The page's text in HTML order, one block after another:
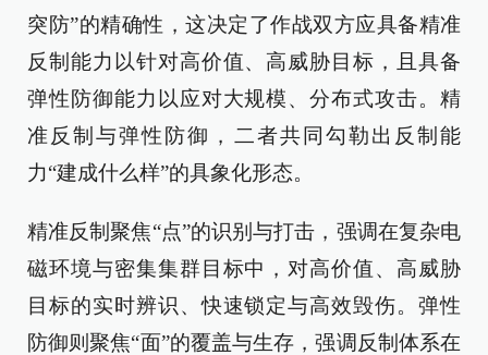
突防”的精确性，这决定了作战双方应具备精准
反制能力以针对高价值、高威胁目标，且具备
弹性防御能力以应对大规模、分布式攻击。精
准反制与弹性防御，二者共同勾勒出反制能
力“建成什么样”的具象化形态。
精准反制聚焦“点”的识别与打击，强调在复杂电
磁环境与密集集群目标中，对高价值、高威胁
目标的实时辨识、快速锁定与高效毁伤。弹性
防御则聚焦“面”的覆盖与生存，强调反制体系在